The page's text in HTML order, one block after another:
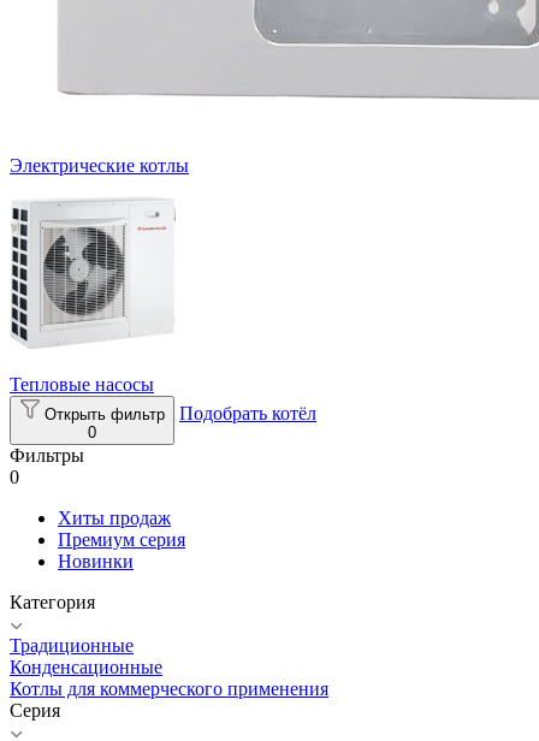
Электрические котлы
Тепловые насосы
Открыть фильтр
0
Подобрать котёл
Фильтры
0
Хиты продаж
Премиум серия
Новинки
Категория
Традиционные
Конденсационные
Котлы для коммерческого применения
Серия